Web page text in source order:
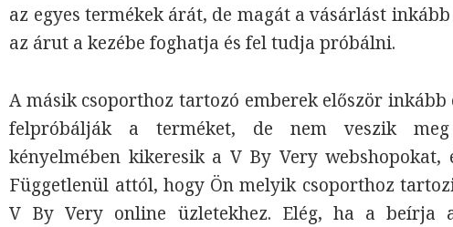
az egyes termékek árát, de magát a vásárlást
az árut a kezébe foghatja és fel tudja próbálni.
A másik csoporthoz tartozó emberek először inkább
felpróbálják a terméket, de nem veszik
kényelmében kikeresik a V By Very webshopokat,
Függetlenül attól, hogy Ön melyik csoporthoz
V By Very online üzletekhez. Elég, ha a beírja